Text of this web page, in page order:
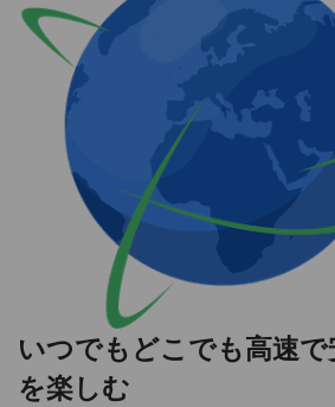
いつでもどこでも高速
を楽しむ